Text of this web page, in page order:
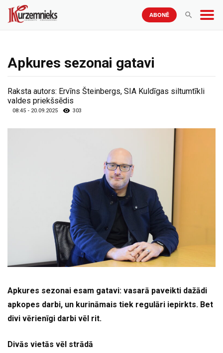
ABONĒ
Apkures sezonai gatavi
Raksta autors: Ervīns Šteinbergs, SIA Kuldīgas siltumtīkli
valdes priekšsēdis
08:45 - 20.09.2025 303
Apkures sezonai esam gatavi: vasarā paveikti dažādi
apkopes darbi, un kurināmais tiek regulāri iepirkts. Bet
divi vērienīgi darbi vēl rit.
Divās vietās vēl strādā